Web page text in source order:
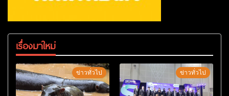
เรื่องมาใหม่
ข่าวทั่วไป ข่าวทั่วไป